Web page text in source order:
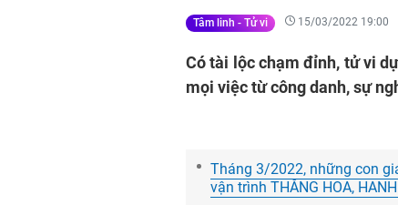
Tâm linh - Tử vi 15/03/2022 19:00
Có tài lộc chạm đỉnh, tử vi
mọi việc từ công danh, sự
Tháng 3/2022, những con
vận trình THĂNG HOA,